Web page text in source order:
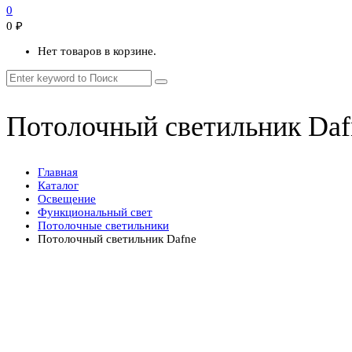
0
0 ₽
Нет товаров в корзине.
Потолочный светильник
Главная
Каталог
Освещение
Функциональный свет
Потолочные светильники
Потолочный светильник Dafne